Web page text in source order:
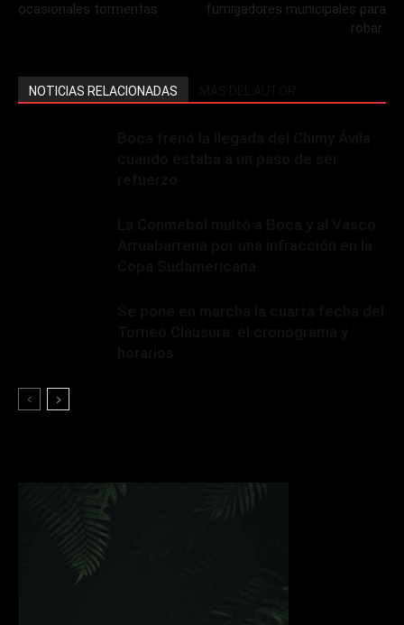
ocasionales tormentas
fumigadores municipales para
robar
NOTICIAS RELACIONADAS